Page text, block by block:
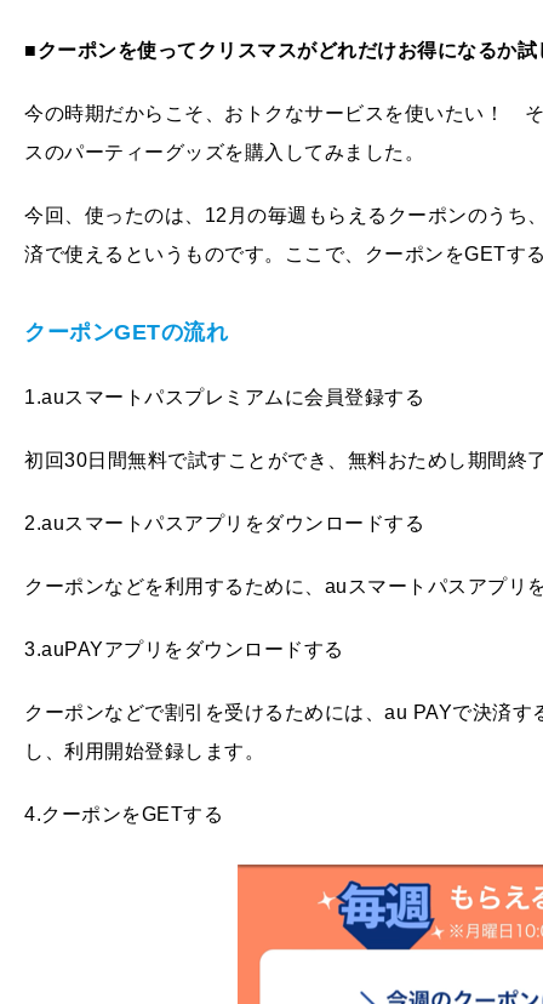
■クーポンを使ってクリスマスがどれだけお得になるか試
今の時期だからこそ、おトクなサービスを使いたい！
スのパーティーグッズを購入してみました。
今回、使ったのは、12月の毎週もらえるクーポンのう
済で使えるというものです。ここで、クーポンをGETす
クーポンGETの流れ
1.auスマートパスプレミアムに会員登録する
初回30日間無料で試すことができ、無料おためし期間終
2.auスマートパスアプリをダウンロードする
クーポンなどを利用するために、auスマートパスアプリ
3.auPAYアプリをダウンロードする
クーポンなどで割引を受けるためには、au PAYで決済
し、利用開始登録します。
4.クーポンをGETする